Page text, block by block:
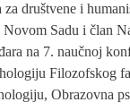
društvene i
Sadu i član
na 7. naučnoj
Filozofskog
Obrazovna